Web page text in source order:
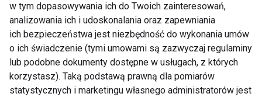
aromatów, barwników czy wzmacniaczy smaku.
Jest to proces na pewno trudniejszy do realizacji, ale
nie jest niemożliwy.
Tutaj warto podkreślić możliwość stosowania nie
tylko niektórych nowych technik produkcji żywności,
ale też powrót do tych starszych, tradycyjnych
w tym dopasowywania ich do Twoich zainteresowań,
analizowania ich i udoskonalania oraz zapewniania
ich bezpieczeństwa jest niezbędność do wykonania umów
o ich świadczenie (tymi umowami są zazwyczaj regulaminy
lub podobne dokumenty dostępne w usługach, z których
korzystasz). Taką podstawą prawną dla pomiarów
statystycznych i marketingu własnego administratorów jest